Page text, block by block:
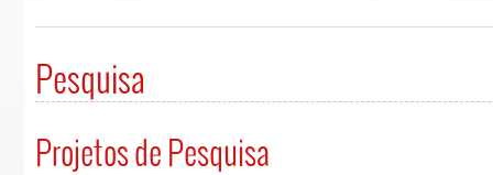
Pesquisa
Projetos de Pesquisa